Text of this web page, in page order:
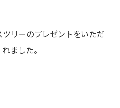
リーのプレゼントをいただ
ました。